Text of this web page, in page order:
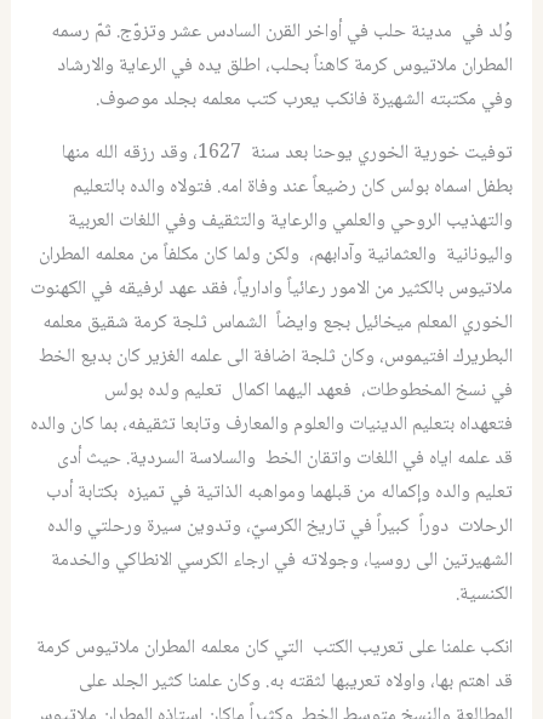
وُلد في مدينة حلب في أواخر القرن السادس عشر وتزوّج. ثمّ رسمه
المطران ملاتيوس كرمة كاهناً بحلب، اطلق يده في الرعاية والارشاد
وفي مكتبته الشهيرة فانكب يعرب كتب معلمه بجلد موصوف.
توفيت خورية الخوري يوحنا بعد سنة 1627، وقد رزقه الله منها
بطفل اسماه بولس كان رضيعاً عند وفاة امه. فتولاه والده بالتعليم
والتهذيب الروحي والعلمي والرعاية والتثقيف وفي اللغات العربية
واليونانية والعثمانية وآدابهم، ولكن ولما كان مكلفاً من معلمه المطران
ملاتيوس بالكثير من الامور رعائياً وادارياً، فقد عهد لرفيقه في الكهنوت
الخوري المعلم ميخائيل بجع وايضاً الشماس ثلجة كرمة شقيق معلمه
البطريرك افتيموس، وكان ثلجة اضافة الى علمه الغزير كان بديع الخط
في نسخ المخطوطات، فعهد اليهما اكمال تعليم ولده بولس
فتعهداه بتعليم الدينيات والعلوم والمعارف وتابعا تثقيفه، بما كان والده
قد علمه اياه في اللغات واتقان الخط والسلاسة السردية. حيث أدى
تعليم والده وإكماله من قبلهما ومواهبه الذاتية في تميزه بكتابة أدب
الرحلات دوراً كبيراً في تاريخ الكرسيّ، وتدوين سيرة ورحلتي والده
الشهيرتين الى روسيا، وجولاته في ارجاء الكرسي الانطاكي والخدمة
الكنسية.
انكب علمنا على تعريب الكتب التي كان معلمه المطران ملاتيوس كرمة
قد اهتم بها، واولاه تعريبها لثقته به. وكان علمنا كثير الجلد على